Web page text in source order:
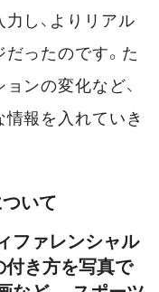
し、よりリアル
ったのです。た
ンの変化など、
報を入れていき
いて
ファレンシャル
き方を写真で